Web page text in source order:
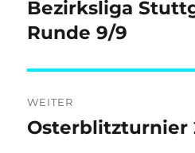
Vorheriger
Beitrag:
Bezirksliga
Runde 9/9
WEITER
Nächster
Osterblitzturnier